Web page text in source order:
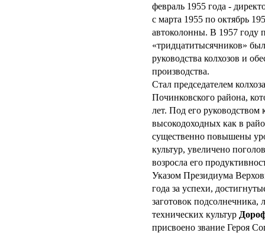
февраль 1955 года -
с марта 1955 по октябрь
автоколонны. В 1957 году
«тридцатитысячников»
руководства колхозов и
производства.
Стал председателем
Починковского района,
лет. Под его
высокодоходных как в
существенно повышены
культур, увеличено
возросла его
Указом Президиума
года за успехи,
заготовок подсолнечника,
технических культур
присвоено звание Героя